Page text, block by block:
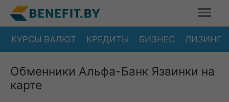
КУРСЫ ВАЛЮТ КРЕДИТЫ БИЗНЕС ЛИЗИНГ
Обменники Альфа-Банк Язвинки на
карте